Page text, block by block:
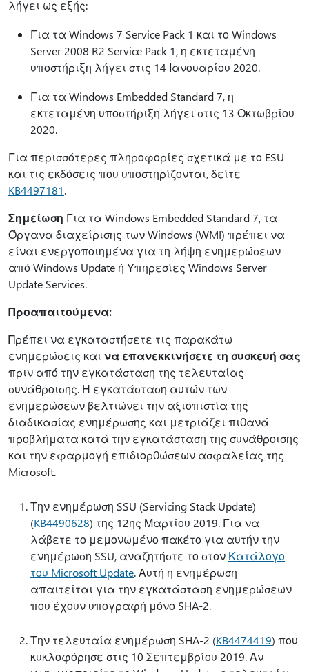
λήγει ως εξής:
Για τα Windows 7 Service Pack 1 και το Windows
Server 2008 R2 Service Pack 1, η εκτεταμένη
υποστήριξη λήγει στις 14 Ιανουαρίου 2020.
Για τα Windows Embedded Standard 7, η
εκτεταμένη υποστήριξη λήγει στις 13 Οκτωβρίου
2020.
Για περισσότερες πληροφορίες σχετικά με το ESU
και τις εκδόσεις που υποστηρίζονται, δείτε
KB4497181.
Σημείωση Για τα Windows Embedded Standard 7, τα
Όργανα διαχείρισης των Windows (WMI) πρέπει να
είναι ενεργοποιημένα για τη λήψη ενημερώσεων
από Windows Update ή Υπηρεσίες Windows Server
Update Services.
Προαπαιτούμενα:
Πρέπει να εγκαταστήσετε τις παρακάτω
ενημερώσεις και να επανεκκινήσετε τη συσκευή σας
πριν από την εγκατάσταση της τελευταίας
συνάθροισης. Η εγκατάσταση αυτών των
ενημερώσεων βελτιώνει την αξιοπιστία της
διαδικασίας ενημέρωσης και μετριάζει πιθανά
προβλήματα κατά την εγκατάσταση της συνάθροισης
και την εφαρμογή επιδιορθώσεων ασφαλείας της
Microsoft.
Την ενημέρωση SSU (Servicing Stack Update)
(KB4490628) της 12ης Μαρτίου 2019. Για να
λάβετε το μεμονωμένο πακέτο για αυτήν την
ενημέρωση SSU, αναζητήστε το στον Κατάλογο
του Microsoft Update. Αυτή η ενημέρωση
απαιτείται για την εγκατάσταση ενημερώσεων
που έχουν υπογραφή μόνο SHA-2.
Την τελευταία ενημέρωση SHA-2 (KB4474419) που
κυκλοφόρησε στις 10 Σεπτεμβρίου 2019. Αν